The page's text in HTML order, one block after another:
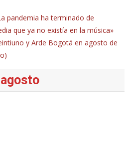
pandemia ha terminado de
que ya no existía en la música»
y Arde Bogotá en agosto de